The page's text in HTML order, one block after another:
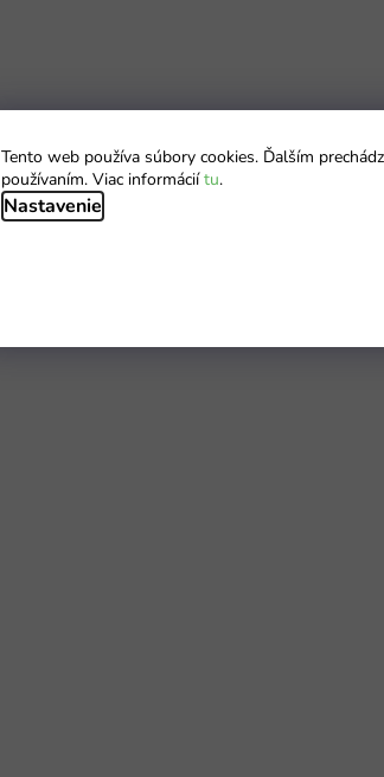
Tento web používa súbory cookies. Ďalším
používaním. Viac informáciítu.
Nastavenie